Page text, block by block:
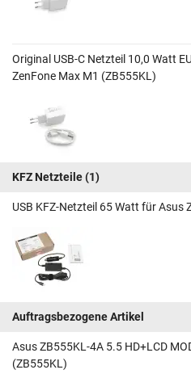
Original USB-C Netzteil 10,0 Watt
ZenFone Max M1 (ZB555KL)
KFZ Netzteile(1)
USB KFZ-Netzteil 65 Watt für Asus
Auftragsbezogene Artikel
Asus ZB555KL-4A 5.5 HD+LCD
(ZB555KL)